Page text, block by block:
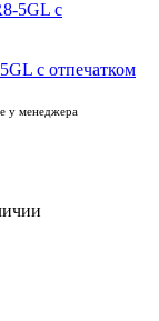
с отпечатком
у менеджера